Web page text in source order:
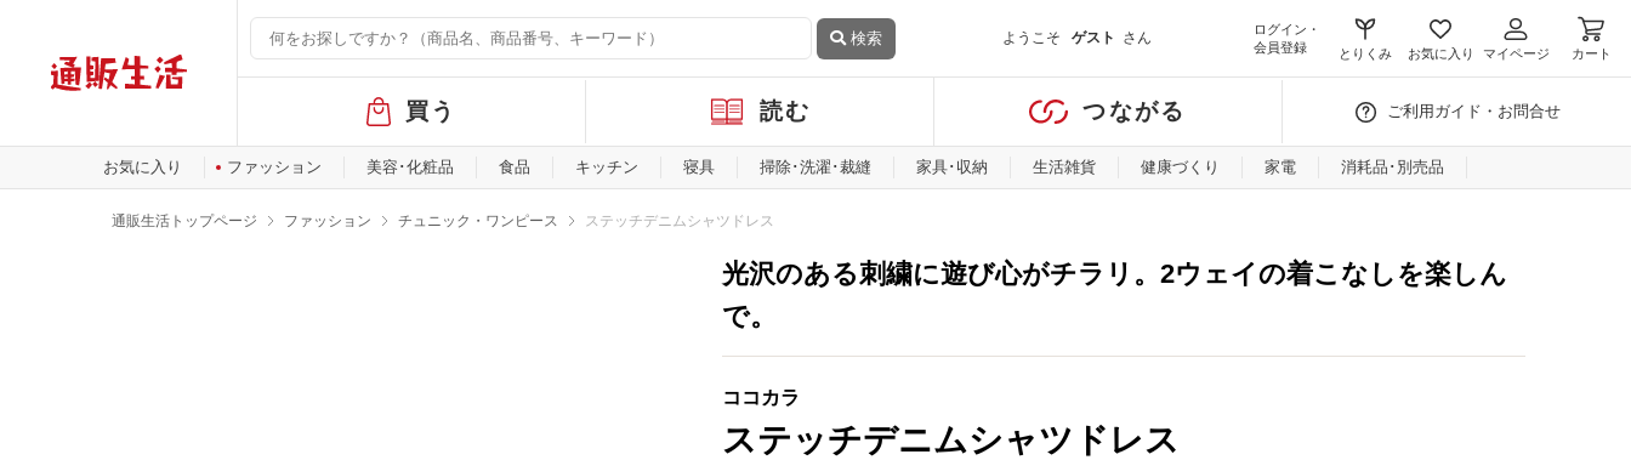
検索 ようこそ ゲスト さん
ログイン・
会員登録
とりくみ お気に入り マイページ カート
バ
ル
メ
買う 読む つながる ご利用ガイド・お問合せ
お気に入り ファッション 美容･化粧品 食品 キッチン 寝具 掃除･洗濯･裁縫 家具･収納 生活雑貨 健康づくり 家電 消耗品･別売品
通販生活トップページ ファッション チュニック・ワンピース ステッチデニムシャツドレス
光沢のある刺繍に遊び心がチラリ。2ウェイの着こなしを楽しん
で。
ココカラ
ステッチデニムシャツドレス